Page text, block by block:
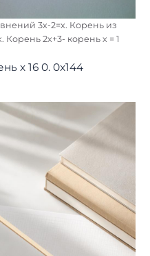
3х-2=х. Корень из
2х+3- корень х = 1